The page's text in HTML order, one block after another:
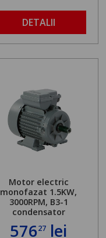
DETALII
Motor electric
monofazat 1.5KW,
3000RPM, B3-1
condensator
57627 lei